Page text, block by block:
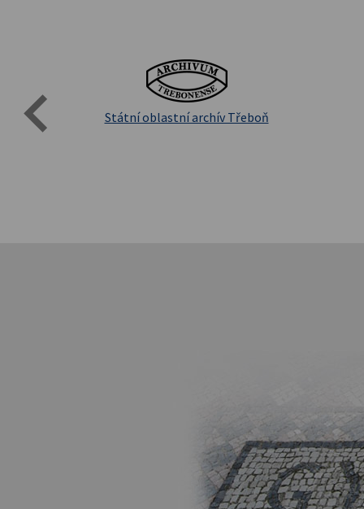
Přírodovědecká fakulta UK